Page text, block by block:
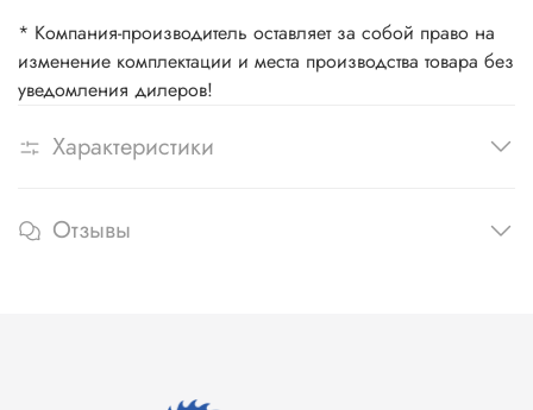
* Компания-производитель оставляет за собой право на
изменение комплектации и места производства товара без
уведомления дилеров!
Характеристики
Отзывы